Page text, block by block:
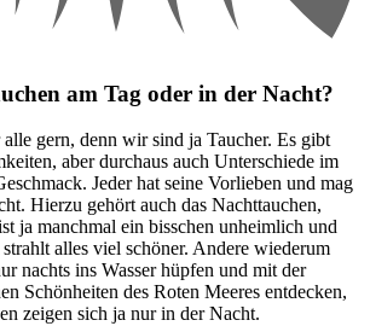
am Tag oder in der Nacht?
gern, denn wir sind ja Taucher. Es gibt
aber durchaus auch Unterschiede im
Jeder hat seine Vorlieben und mag
Hierzu gehört auch das Nachttauchen,
ja manchmal ein bisschen unheimlich und
alles viel schöner. Andere wiederum
nachts ins Wasser hüpfen und mit der
Schönheiten des Roten Meeres entdecken,
zeigen sich ja nur in der Nacht.